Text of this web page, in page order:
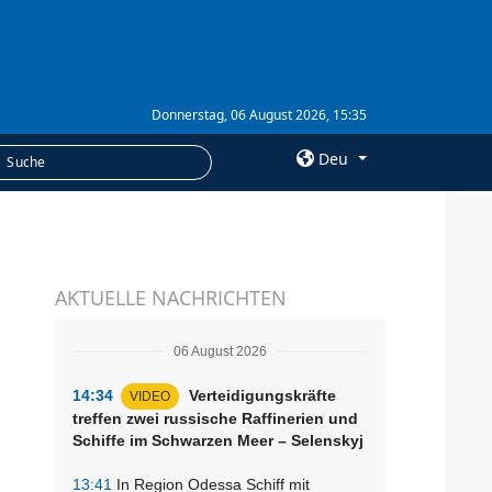
Donnerstag, 06 August 2026, 15:35
Deu
Abonnement
AKTUELLE NACHRICHTEN
06 August 2026
14:34 VIDEO
Verteidigungskräfte
treffen zwei russische Raffinerien und
Schiffe im Schwarzen Meer – Selenskyj
13:41 In Region Odessa Schiff mit